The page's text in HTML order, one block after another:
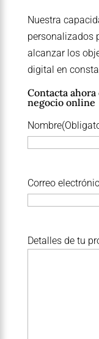
Nuestra
personalizados
alcanzar los
digital en
Contacta
negocio online
Nombre
Correo
D
Detalles de tu